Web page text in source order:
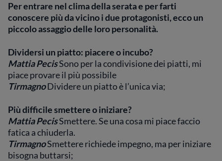
Per entrare nel clima della serata e per farti
conoscere più da vicino i due protagonisti, ecco un
piccolo assaggio delle loro personalità.
Dividersi un piatto: piacere o incubo?
Mattia PecisSono per la condivisione dei piatti, mi
piace provare il più possibile
TirmagnoDividere un piatto è l’unica via;
Più difficile smettere o iniziare?
Mattia PecisSmettere. Se una cosa mi piace faccio
fatica a chiuderla.
Tirmagno⁠Smettere richiede impegno, ma per iniziare
bisogna buttarsi;